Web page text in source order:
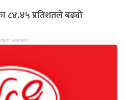
८४.४५ प्रतिशतले बढ्यो